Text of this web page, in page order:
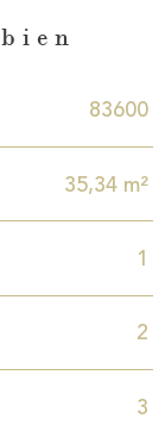
83600
35,34 m²
1
2
3